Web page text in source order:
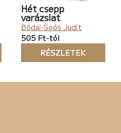
Hét csepp
varázslat
Bódai-Soós Judit
505 Ft-tól
RÉSZLETEK